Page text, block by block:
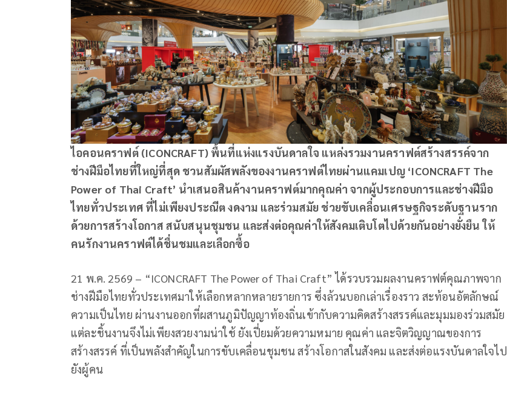
ไอคอนคราฟต์ (ICONCRAFT) พื้นที่แห่งแรงบันดาลใจ แหล่งรวมงานคราฟต์สร้างสรรค์จาก
ช่างฝีมือไทยที่ใหญ่ที่สุด ชวนสัมผัสพลังของงานคราฟต์ไทยผ่านแคมเปญ ‘ICONCRAFT The
Power of Thai Craft’ นำเสนอสินค้างานคราฟต์มากคุณค่า จากผู้ประกอบการและช่างฝีมือ
ไทยทั่วประเทศ ที่ไม่เพียงประณีต งดงาม และร่วมสมัย ช่วยขับเคลื่อนเศรษฐกิจระดับฐานราก
ด้วยการสร้างโอกาส สนับสนุนชุมชน และส่งต่อคุณค่าให้สังคมเติบโตไปด้วยกันอย่างยั่งยืน ให้
คนรักงานคราฟต์ได้ชื่นชมและเลือกซื้อ
21 พ.ค. 2569 – “ICONCRAFT The Power of Thai Craft” ได้รวบรวมผลงานคราฟต์คุณภาพจาก
ช่างฝีมือไทยทั่วประเทศมาให้เลือกหลากหลายรายการ ซึ่งล้วนบอกเล่าเรื่องราว สะท้อนอัตลักษณ์
ความเป็นไทย ผ่านงานออกที่ผสานภูมิปัญญาท้องถิ่นเข้ากับความคิดสร้างสรรค์และมุมมองร่วมสมัย
แต่ละชิ้นงานจึงไม่เพียงสวยงามน่าใช้ ยังเปี่ยมด้วยความหมาย คุณค่า และจิตวิญญาณของการ
สร้างสรรค์ ที่เป็นพลังสำคัญในการขับเคลื่อนชุมชน สร้างโอกาสในสังคม และส่งต่อแรงบันดาลใจไป
ยังผู้คน